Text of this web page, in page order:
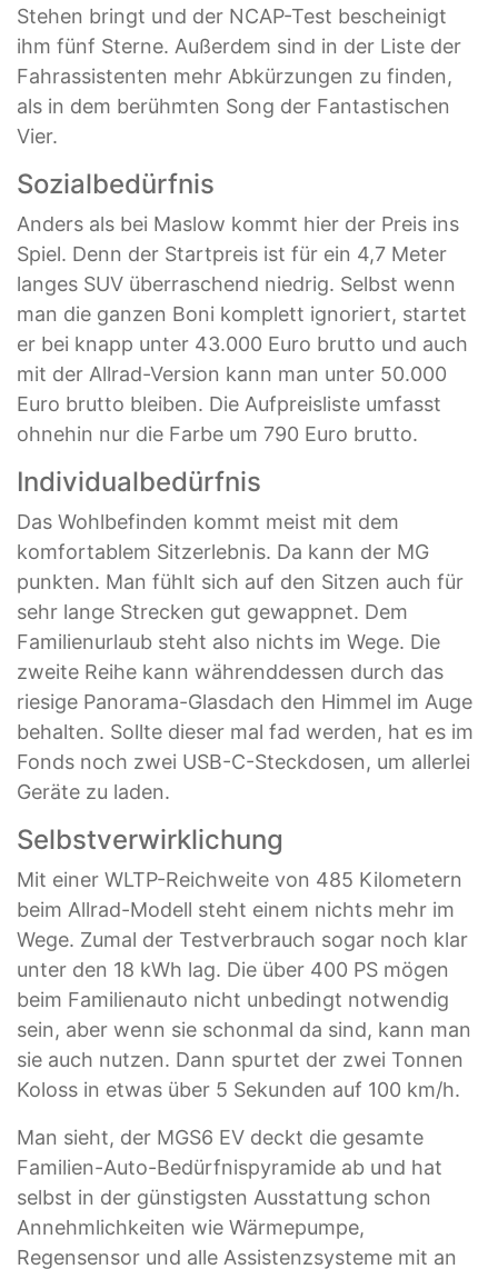
Stehen bringt und der NCAP-Test bescheinigt
ihm fünf Sterne. Außerdem sind in der Liste der
Fahrassistenten mehr Abkürzungen zu finden,
als in dem berühmten Song der Fantastischen
Vier.
Sozialbedürfnis
Anders als bei Maslow kommt hier der Preis ins
Spiel. Denn der Startpreis ist für ein 4,7 Meter
langes SUV überraschend niedrig. Selbst wenn
man die ganzen Boni komplett ignoriert, startet
er bei knapp unter 43.000 Euro brutto und auch
mit der Allrad-Version kann man unter 50.000
Euro brutto bleiben. Die Aufpreisliste umfasst
ohnehin nur die Farbe um 790 Euro brutto.
Individualbedürfnis
Das Wohlbefinden kommt meist mit dem
komfortablem Sitzerlebnis. Da kann der MG
punkten. Man fühlt sich auf den Sitzen auch für
sehr lange Strecken gut gewappnet. Dem
Familienurlaub steht also nichts im Wege. Die
zweite Reihe kann währenddessen durch das
riesige Panorama-Glasdach den Himmel im Auge
behalten. Sollte dieser mal fad werden, hat es im
Fonds noch zwei USB-C-Steckdosen, um allerlei
Geräte zu laden.
Selbstverwirklichung
Mit einer WLTP-Reichweite von 485 Kilometern
beim Allrad-Modell steht einem nichts mehr im
Wege. Zumal der Testverbrauch sogar noch klar
unter den 18 kWh lag. Die über 400 PS mögen
beim Familienauto nicht unbedingt notwendig
sein, aber wenn sie schonmal da sind, kann man
sie auch nutzen. Dann spurtet der zwei Tonnen
Koloss in etwas über 5 Sekunden auf 100 km/h.
Man sieht, der MGS6 EV deckt die gesamte
Familien-Auto-Bedürfnispyramide ab und hat
selbst in der günstigsten Ausstattung schon
Annehmlichkeiten wie Wärmepumpe,
Regensensor und alle Assistenzsysteme mit an